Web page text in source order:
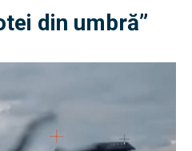
din umbră”